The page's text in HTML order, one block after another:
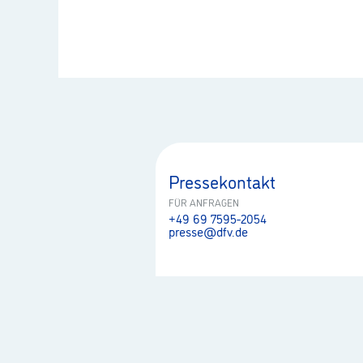
Pressekontakt
FÜR ANFRAGEN
+49 69 7595-2054
presse@dfv.de